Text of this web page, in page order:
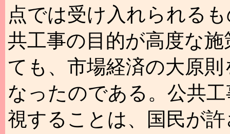
点では受け入れられる
共工事の目的が高度な
ても、市場経済の大原
なったのである。公共
視することは、国民が